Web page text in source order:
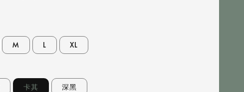
M L XL
卡其 深黑